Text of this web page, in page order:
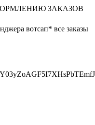
ЗАКАЗОВ
вотсап* все заказы